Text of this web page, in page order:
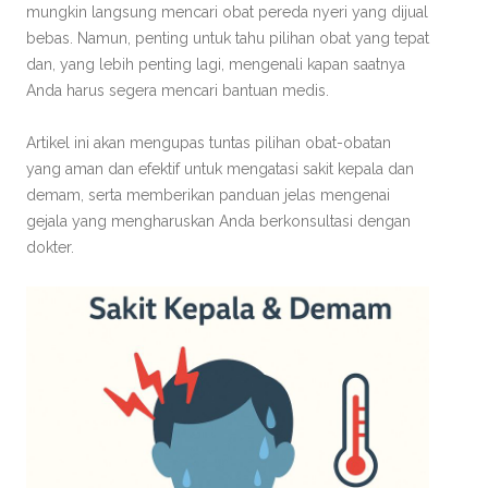
mungkin langsung mencari obat pereda nyeri yang dijual
bebas. Namun, penting untuk tahu pilihan obat yang tepat
dan, yang lebih penting lagi, mengenali kapan saatnya
Anda harus segera mencari bantuan medis.
Artikel ini akan mengupas tuntas pilihan obat-obatan
yang aman dan efektif untuk mengatasi sakit kepala dan
demam, serta memberikan panduan jelas mengenai
gejala yang mengharuskan Anda berkonsultasi dengan
dokter.